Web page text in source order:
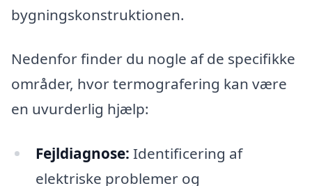
bygningskonstruktionen.
Nedenfor finder du nogle af de specifikke
områder, hvor termografering kan være
en uvurderlig hjælp:
Fejldiagnose: Identificering af
elektriske problemer og